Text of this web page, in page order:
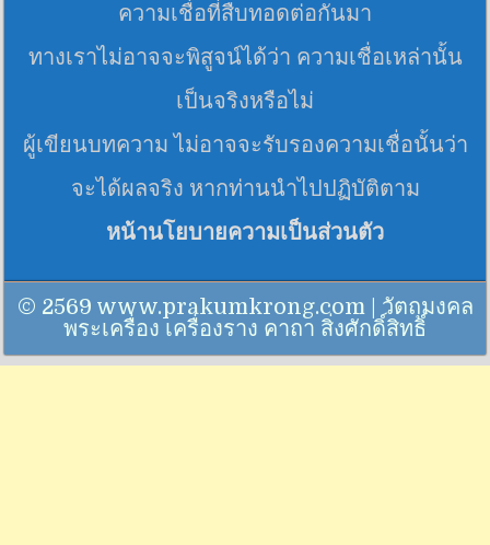
ความเชื่อที่สืบทอดต่อกันมา
ทางเราไม่อาจจะพิสูจน์ได้ว่า ความเชื่อเหล่านั้น
เป็นจริงหรือไม่
ผู้เขียนบทความ ไม่อาจจะรับรองความเชื่อนั้นว่า
จะได้ผลจริง หากท่านนำไปปฏิบัติตาม
หน้านโยบายความเป็นส่วนตัว
© 2569 www.prakumkrong.com | วัตถุมงคล
พระเครื่อง เครื่องราง คาถา สิ่งศักดิ์สิทธิ์